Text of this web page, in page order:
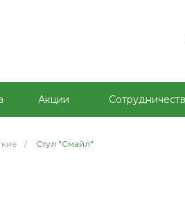
Акции
/ Стул "Смайл"